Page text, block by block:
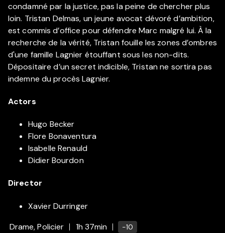
condamné par la justice, pas la peine de chercher plus
loin. Tristan Delmas, un jeune avocat dévoré d’ambition,
est commis d’office pour défendre Marc malgré lui. À la
recherche de la vérité, Tristan fouille les zones d’ombres
d'une famille Lagnier étouffant sous les non-dits.
Dépositaire d’un secret indicible, Tristan ne sortira pas
indemne du procès Lagnier.
Actors
Hugo Becker
Flore Bonaventura
Isabelle Renauld
Didier Bourdon
Director
Xavier Durringer
Drame, Policier
1h 37min -10